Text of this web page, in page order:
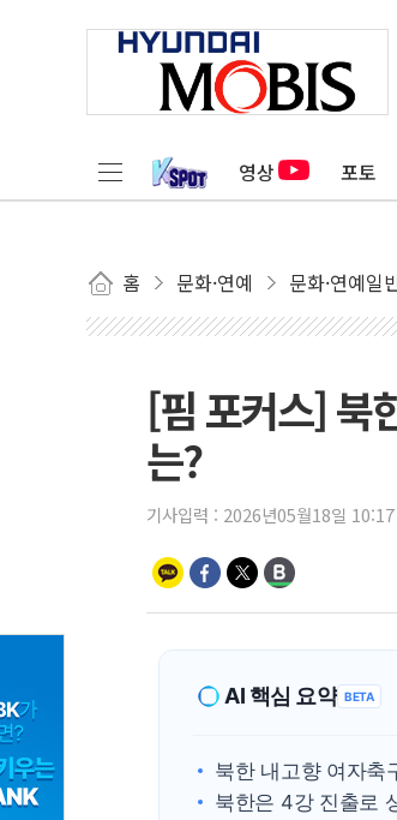
영상 포토
홈 문화·연예 문화·연예일
[핌 포커스] 북
는?
기사입력 : 2026년05월18일 10:17
AI 핵심 요약 BETA
북한 내고향 여자축
북한은 4강 진출로